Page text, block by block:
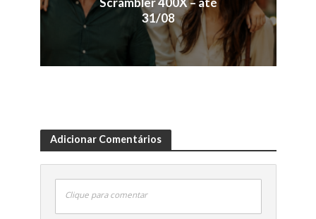
31/08
Adicionar Comentários
Clique para comentar